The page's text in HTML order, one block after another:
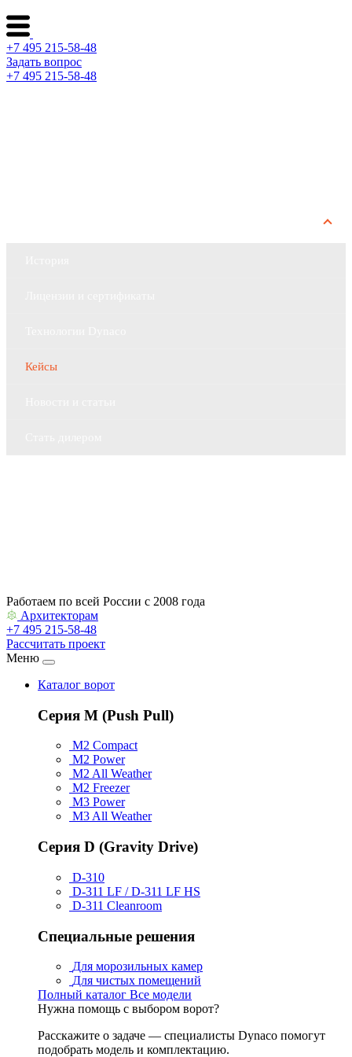
+7 495 215-58-48
Задать вопрос
+7 495 215-58-48
Кейсы
Работаем по всей России с 2008 года
Архитекторам
+7 495 215-58-48
Рассчитать проект
Меню
Каталог ворот
Серия M (Push Pull)
M2 Compact
M2 Power
M2 All Weather
M2 Freezer
M3 Power
M3 All Weather
Серия D (Gravity Drive)
D-310
D-311 LF / D-311 LF HS
D-311 Cleanroom
Специальные решения
Для морозильных камер
Для чистых помещений
Полный каталог Все модели
Нужна помощь с выбором ворот?
Расскажите о задаче — специалисты Dynaco помогут
подобрать модель и комплектацию.